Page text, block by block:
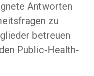
Antworten
zu
betreuen
Public-Health-